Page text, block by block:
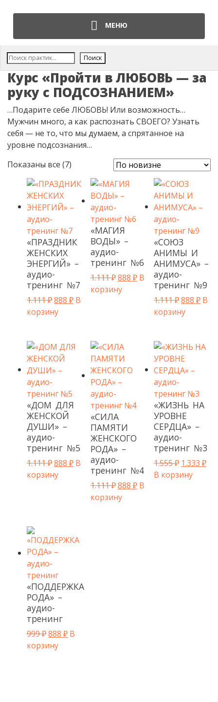
МЕНЮ
Поиск
Курс «Пройти в ЛЮБОВЬ — за
руку с ПОДСОЗНАНИЕМ»
…Подарите себе ЛЮБОВЬ! Или возможность…
Мужчин много, а как распознать СВОЕГО? Узнать
себя — не то, что мы думаем, а спрятанное на
уровне подсознания…
Показаны все (7) Сортировка: самые недавние
«ПРАЗДНИК
ЖЕНСКИХ
ЭНЕРГИЙ» –
аудио-
тренинг №7
1.111₽Первоначальная цена составляла 1.111 ₽.
888 ₽Текущая цена: 888 ₽.
В
корзину
«МАГИЯ
ВОДЫ» –
аудио-
тренинг №6
1.111₽ Первоначальная цена
888 ₽Текущая цена: 888 ₽.
В
корзину
«СОЮЗ
АНИМЫ И
АНИМУСА» –
аудио-
тренинг №9
1.111₽888₽ В
корзину
«ДОМ ДЛЯ
ЖЕНСКОЙ
ДУШИ» –
аудио-
тренинг №5
1.111₽Первоначальная цена составляла 1.111 ₽.
888 ₽Текущая цена: 888 ₽.
В
корзину
«СИЛА
ПАМЯТИ
ЖЕНСКОГО
РОДА» –
аудио-
тренинг №4
1.111₽ Первоначальная цена
888 ₽Текущая цена: 888 ₽.
В
корзину
«ЖИЗНЬ НА
УРОВНЕ
СЕРДЦА» –
аудио-
тренинг №3
1.555₽ 1.333₽
В корзину
«ПОДДЕРЖКА
РОДА» –
аудио-
тренинг
999₽Первоначальная цена составляла 999 ₽.
888 ₽Текущая цена: 888 ₽.
В
корзину